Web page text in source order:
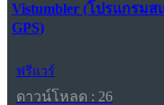
Vistumbler (โปรแกรม
GPS)
ฟรีแวร์
ดาวน์โหลด : 26